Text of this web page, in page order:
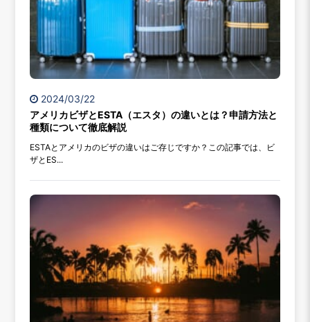
2024/03/22
アメリカビザとESTA（エスタ）の違いとは？申請方法と
種類について徹底解説
ESTAとアメリカのビザの違いはご存じですか？この記事では、ビ
ザとES...